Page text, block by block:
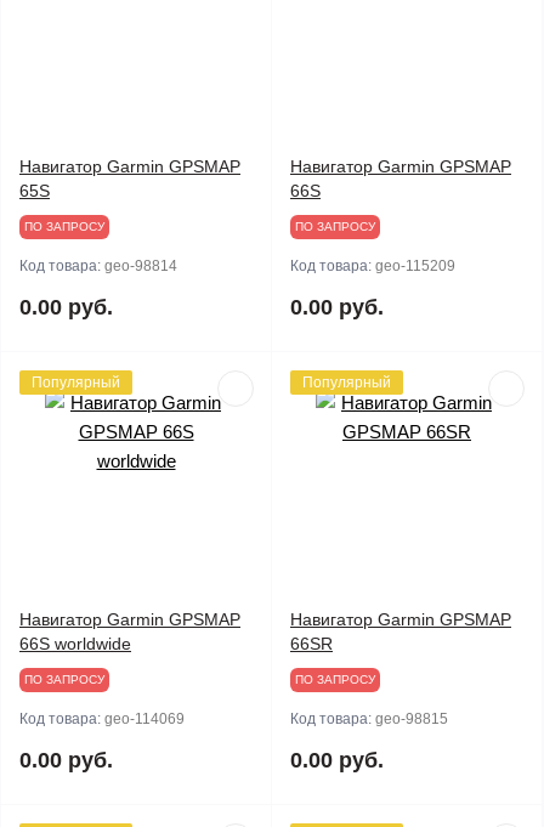
Навигатор Garmin GPSMAP
65S
ПО ЗАПРОСУ
Код товара: geo-98814
0.00 руб.
Навигатор Garmin GPSMAP
66S
ПО ЗАПРОСУ
Код товара: geo-115209
0.00 руб.
Популярный
Навигатор Garmin GPSMAP
66S worldwide
ПО ЗАПРОСУ
Код товара: geo-114069
0.00 руб.
Популярный
Навигатор Garmin GPSMAP
66SR
ПО ЗАПРОСУ
Код товара: geo-98815
0.00 руб.